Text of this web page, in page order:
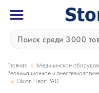
Главная » Медицинское
Реанимационное и
» Dixion Heart PAD